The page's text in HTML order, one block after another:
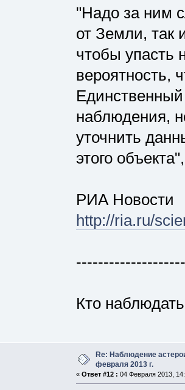
"Надо за ним
от Земли, так
чтобы упасть
вероятность,
наблюдения,
уточнить
этого
РИА Новости
http://ria.ru/
--------------------
Кто
Re: Наблюдение
февраля 2013 г.
« Ответ #12 : 04 Февраля 2013,